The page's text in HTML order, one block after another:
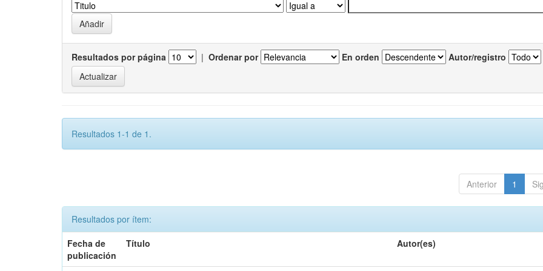
Resultados por página | Ordenar por En orden Autor/registro
Resultados 1-1 de 1.
Anterior 1
Resultados por ítem:
Fecha de
publicación
Título Autor(es)